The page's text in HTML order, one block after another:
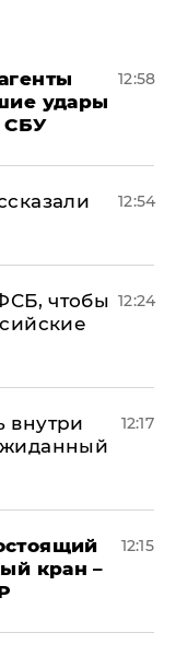
удары
СБУ
12:58
12:54
чтобы 12:24
внутри
12:17
кран –
12:15